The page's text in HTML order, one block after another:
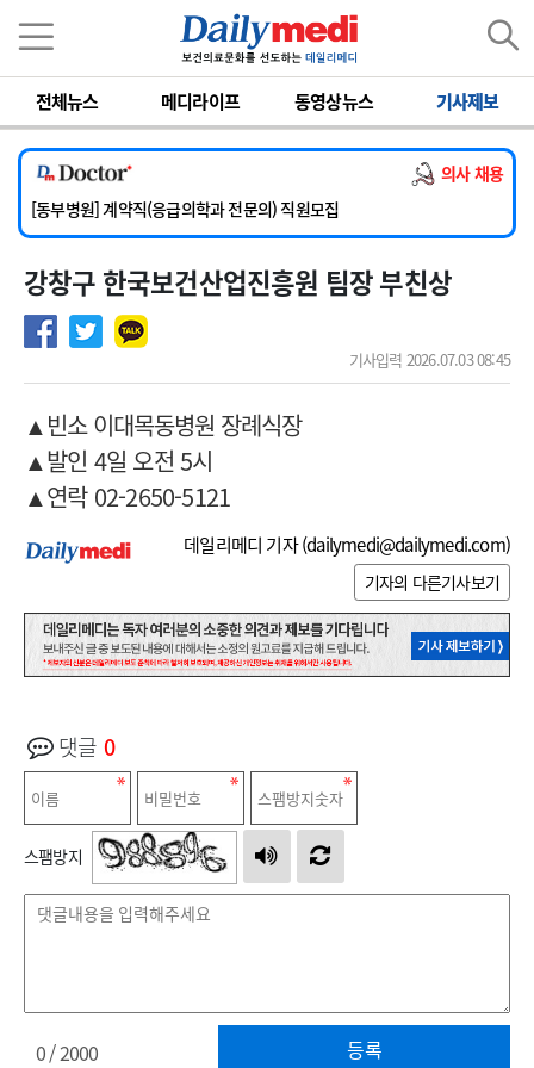
전체뉴스 메디라이프 동영상뉴스 기사제보
의사 채용
[서울아산병원] 2026년 하반기 인턴 모집
[영남대학교의료원] 마취통증의학과 임기제 임상의사 채용
[충남대학교병원] 소아청소년과(소아응급전담) 계약직 의사 공개채용
[동부병원] 계약직(응급의학과 전문의) 직원모집
[이대목동병원] 하반기 전공의(레지던트1년차) 모집
[서울아산병원] 2026년 하반기 인턴 모집
[영남대학교의료원] 마취통증의학과 임기제 임상의사 채용
강창구 한국보건산업진흥원 팀장 부친상
기사입력 2026.07.03 08:45
▲빈소 이대목동병원 장례식장
▲발인 4일 오전 5시
▲연락 02-2650-5121
데일리메디 기자 (dailymedi@dailymedi.com)
기자의 다른기사보기
댓글 0
스팸방지
등록
0/ 2000